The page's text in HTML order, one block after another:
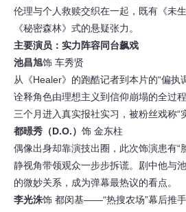
伦理与个人救赎交织在一起，既有《未
《秘密森林》式的悬疑张力。
主要演员：实力阵容同台飙戏
池昌旭饰 车秀贤
从《Healer》的跑酷记者到本片的“偏执
诠释角色由理想主义到信仰崩塌的全过
三个月进入真实报社实习，被粉丝戏称“
都暻秀（D.O.） 饰 金东柱
偶像出身却靠演技出圈，此次饰演患有“
静视角带领观众一步步拆谎。剧中他与
的微妙关系，成为弹幕最热议的看点。
李光洙饰 都闵基——“热搜农场”幕后推手